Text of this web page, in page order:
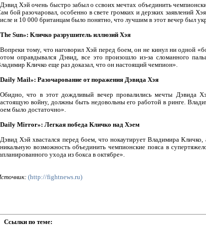
Хэй очень быстро забыл о ссвоих мечтах объединить
бой разочаровал, особенно в свете громких и дерзких заявлений
и 10 000 британцам было понятно, что лучшим в этот вечер был
Sun»: Кличко разрушитель иллюзий Хэя
тому, что наговорил Хэй перед боем, он не кинул ни одной
оправдывался Дэвид, все это произошло из-за сломанного
Кличко еще раз доказал, что он настоящий чемпион».
Mail»: Разочарование от поражения Дэвида Хэя
что в этот дождливый вечер провалились мечты Дэвида
войну, должны быть недовольны его работой в ринге.
было достаточно».
Mirror»: Легкая победа Кличко над Хэем
Хэй хвастался перед боем, что нокаутирует Владимира
возможность объединить чемпионские пояса в
ухода из бокса в октябре».
(http://fightnews.ru)
Ссылки по теме: